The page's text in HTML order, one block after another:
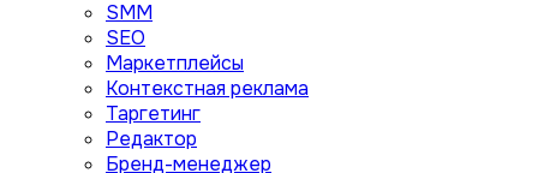
SMM
SEO
Маркетплейсы
Контекстная реклама
Таргетинг
Редактор
Бренд-менеджер